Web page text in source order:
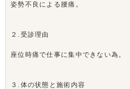
姿勢不良による腰痛。
２.受診理由
座位時痛で仕事に集中できない為。
３.体の状態と施術内容